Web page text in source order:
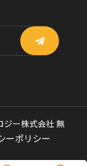
ジー株式会社 無
ーポリシー